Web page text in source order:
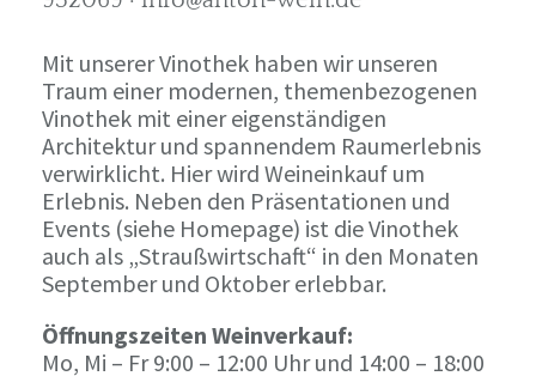
Mit unserer Vinothek haben wir unseren
Traum einer modernen, themenbezogenen
Vinothek mit einer eigenständigen
Architektur und spannendem Raumerlebnis
verwirklicht. Hier wird Weineinkauf um
Erlebnis. Neben den Präsentationen und
Events (siehe Homepage) ist die Vinothek
auch als „Straußwirtschaft“ in den Monaten
September und Oktober erlebbar.
Öffnungszeiten Weinverkauf:
Mo, Mi – Fr 9:00 – 12:00 Uhr und 14:00 – 18:00